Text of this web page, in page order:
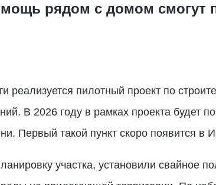
рядом с домом смогут
реализуется пилотный проект по
В 2026 году в рамках проекта будет
Первый такой пункт скоро появится в
участка, установили свайное